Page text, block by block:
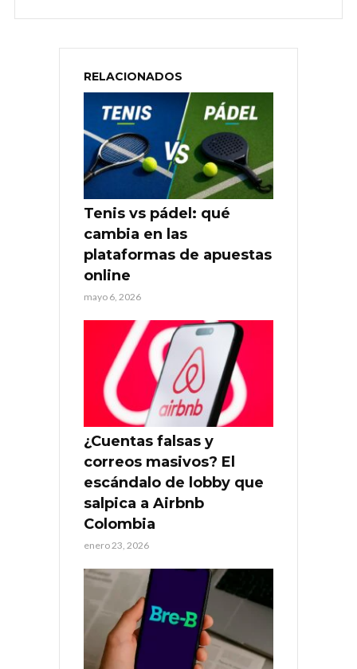
RELACIONADOS
Tenis vs pádel: qué
cambia en las
plataformas de apuestas
online
mayo 6, 2026
¿Cuentas falsas y
correos masivos? El
escándalo de lobby que
salpica a Airbnb
Colombia
enero 23, 2026